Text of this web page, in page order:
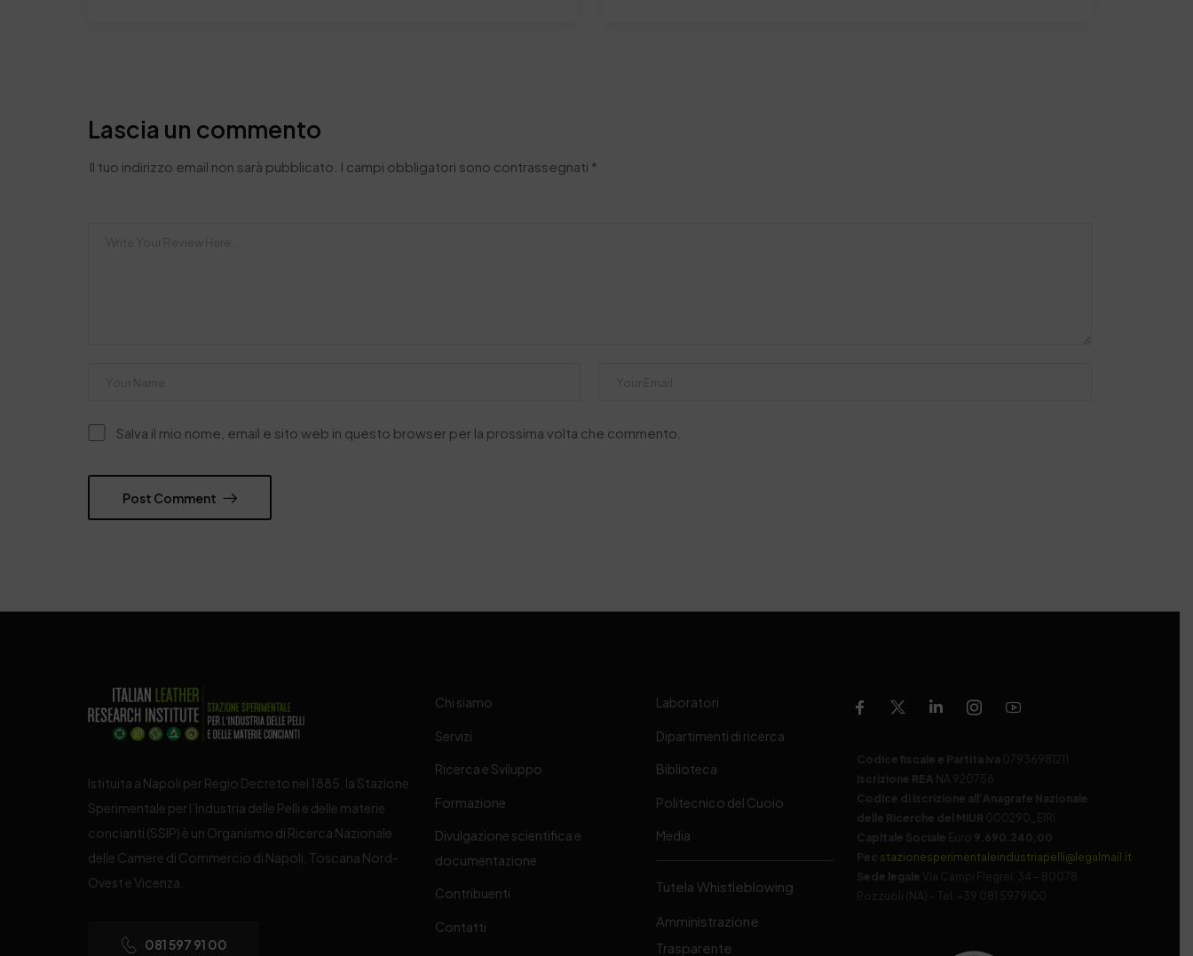
Lascia un commento
Il tuo indirizzo email non sarà pubblicato. I campi obbligatori sono contrassegnati *
Salva il mio nome, email e sito web in questo browser per la prossima volta che commento.
Post Comment
Istituita a Napoli per Regio Decreto nel 1885, la Stazione
Sperimentale per l’Industria delle Pelli e delle materie
concianti (SSIP) è un Organismo di Ricerca Nazionale
delle Camere di Commercio di Napoli, Toscana Nord-
Ovest e Vicenza.
081 597 91 00
Chi siamo
Servizi
Ricerca e Sviluppo
Formazione
Divulgazione scientifica e
documentazione
Contribuenti
Contatti
Laboratori
Dipartimenti di ricerca
Biblioteca
Politecnico del Cuoio
Media
Tutela Whistleblowing
Amministrazione
Trasparente
Codice fiscale e Partita Iva 07936981211
Iscrizione REA NA 920756
Codice di iscrizione all’Anagrafe Nazionale
delle Ricerche del MIUR 000290_EIRI
Capitale Sociale Euro 9.690.240,00
Pec stazionesperimentaleindustriapelli@legalmail.it
Sede legale
Via Campi Flegrei, 34 – 80078
Pozzuoli (NA) – Tel. +39 081 5979100